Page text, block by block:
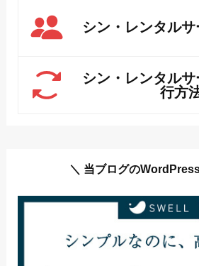
シン・レンタルサ
シン・レンタル
行方
＼ 当ブログの